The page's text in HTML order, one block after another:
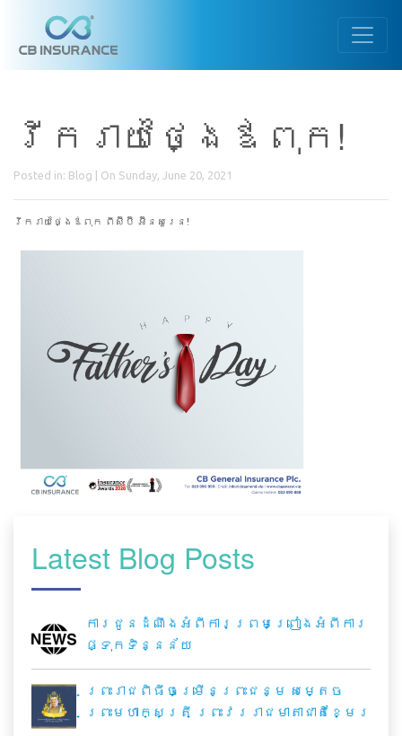
រីករាយថ្ងៃឪពុក!
Posted in: Blog | On Sunday, June 20, 2021
រីករាយថ្ងៃឪពុក ពីស៊ីប៊ី អ៊ីនសួរេន!
Latest Blog Posts
ការជូនដំណឹងអំពីការព្រមព្រៀងអំពីការ
ផ្ទុកទិន្នន័យ
ព្រះរាជពិធីចម្រើនព្រះជន្ម សម្តេច
ព្រះមហាក្សត្រី ព្រះវររាជមាតាជាតិខ្មែរ